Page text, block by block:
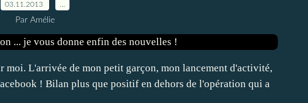
03.11.2013
Par Amélie
moi. L'arrivée de mon petit garçon, mon lancement d'activité,
! Bilan plus que positif en dehors de l'opération qui a